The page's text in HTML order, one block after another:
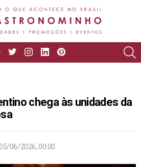
facebooktwitterinstagram
linkedin
chega às unidades da
05/06/2026, 00:00